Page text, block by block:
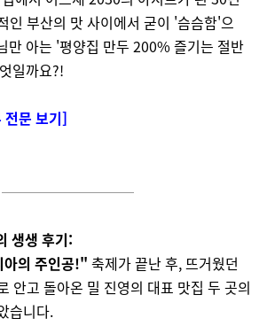
인 부산의 맛 사이에서 굳이 '슴슴함'으
만 아는 '평양집 만두 200% 즐기는 절반
일까요?!
문 보기]
생생 후기:
아의 주인공!" 축제가 끝난 후, 뜨거웠던
안고 돌아온 밀 진영의 대표 맛집 두 곳의
습니다.